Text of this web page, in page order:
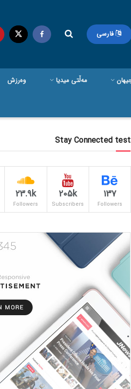
فارسی
مەڵتی میدیا وەرزش
Stay Connected test
137
Followers
205k
Subscribers
23.9k
Followers